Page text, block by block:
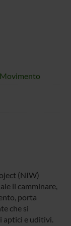
(NIW)
il camminare,
porta
che si
aptici e uditivi.